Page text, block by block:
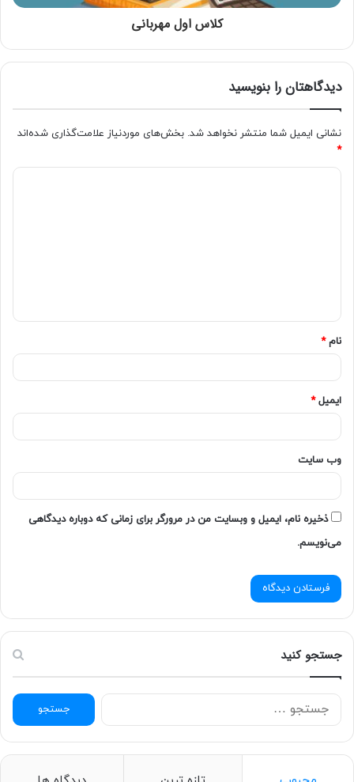
کلاس اول مهربانی
دیدگاهتان را بنویسید
نشانی ایمیل شما منتشر نخواهد شد. بخش‌های موردنیاز علامت‌گذاری شده‌اند
*
نام*
ایمیل*
وب‌ سایت
ذخیره نام، ایمیل و وبسایت من در مرورگر برای زمانی که دوباره دیدگاهی
می‌نویسم.
جستجو کنید
ج
س
ج